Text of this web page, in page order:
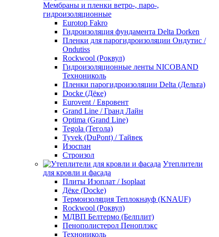
Мембраны и пленки ветро-, паро-,
гидроизоляционные
Eurotop Fakro
Гидроизоляция фундамента Delta Dorken
Пленки для парогидроизоляции Ондутис /
Ondutiss
Rockwool (Роквул)
Гидроизоляционные ленты NICOBAND
Технониколь
Пленки парогидроизоляции Delta (Дельта)
Docke (Дёке)
Eurovent / Евровент
Grand Line / Гранд Лайн
Optima (Grand Line)
Tegola (Тегола)
Tyvek (DuPont) / Тайвек
Изоспан
Строизол
Утеплители
для кровли и фасада
Плиты Изоплат / Isoplaat
Дёке (Docke)
Термоизоляция Теплокнауф (KNAUF)
Rockwool (Роквул)
МДВП Белтермо (Белплит)
Пенополистерол Пеноплэкс
Технониколь